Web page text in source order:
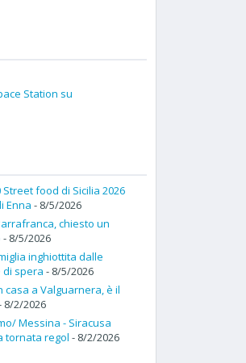
Station su
food di Sicilia 2026
Enna - 8/5/2026
chiesto un
- 8/5/2026
inghiottita dalle
di spera - 8/5/2026
a Valguarnera, è il
8/2/2026
Messina - Siracusa
tornata regol - 8/2/2026